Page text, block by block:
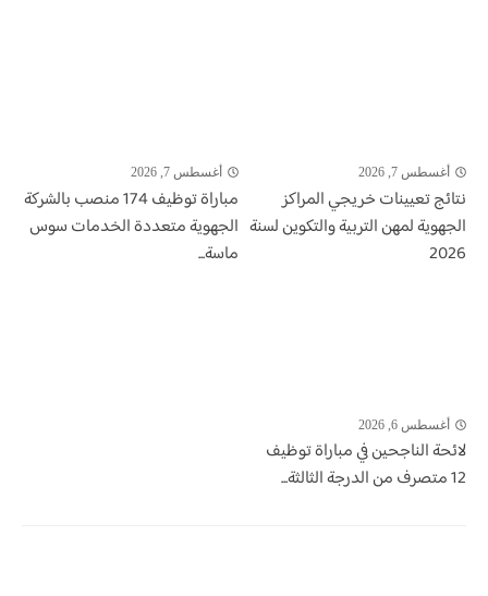
أغسطس 7, 2026
نتائج تعيينات خريجي المراكز
الجهوية لمهن التربية والتكوين لسنة
2026
أغسطس 7, 2026
مباراة توظيف 174 منصب بالشركة
الجهوية متعددة الخدمات سوس
ماسة...
أغسطس 6, 2026
لائحة الناجحين في مباراة توظيف
12 متصرف من الدرجة الثالثة...